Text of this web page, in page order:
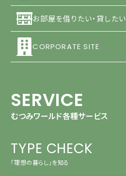
お部屋を借りたい・貸したい
CORPORATE SITE
SERVICE
むつみワールド各種サービス
TYPE CHECK
「理想の暮らし」を知る